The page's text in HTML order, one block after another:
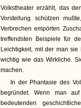
Volkstheater erzählt, das
Vorstellung schützen
Verbrechen empörten
treffendsten Beispiele für
Leichtigkeit, mit der man
wichtig wie das Wirkliche.
machen.
In der Phantasie des
begründet. Wenn man
bedeutenden